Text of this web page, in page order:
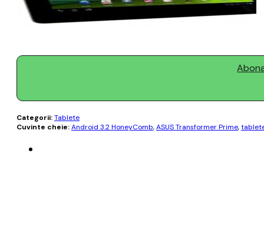
Categorii:Tablete
Cuvinte cheie:Android 3.2 HoneyComb,ASUS Transformer Prime,